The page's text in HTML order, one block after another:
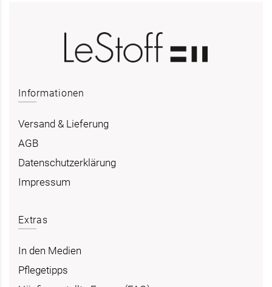
Informationen
Versand & Lieferung
AGB
Datenschutzerklärung
Impressum
Extras
In den Medien
Pflegetipps